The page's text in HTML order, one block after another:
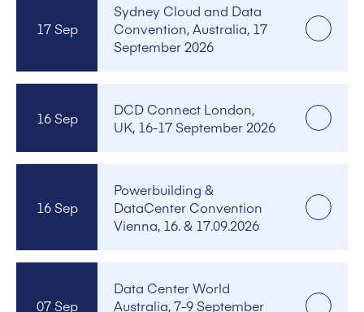
17 Sep
Sydney Cloud and Data
Convention, Australia, 17
September 2026
16 Sep
DCD Connect London,
UK, 16-17 September 2026
16 Sep
Powerbuilding &
DataCenter Convention
Vienna, 16. & 17.09.2026
07 Sep
Data Center World
Australia, 7-9 September